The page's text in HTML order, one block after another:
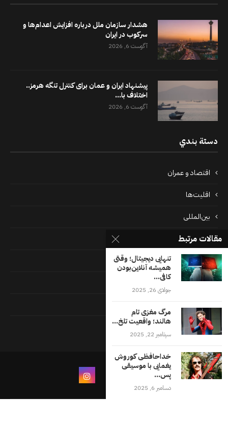
هشدار سازمان ملل درباره افزایش اعدام‌ها و
سرکوب در ایران
آگوست 6, 2026
پیشنهاد ایران و عمان برای کنترل تنگه هرمز..
اختلاف با...
آگوست 6, 2026
دستة بندي
اقتصاد و عمران
اقلیت‌ها
بین‌المللی
پرونده‌ها
جامعه
دسته بندی نشده
فرهنگ
مقالات مرتبط
تنهایی دیجیتال؛ وقتی
همیشه آنلاین‌بودن
کافی...
جولای 26, 2025
مرگ مغزی تام
هالند؛ واقعیت تلخ...
سپتامبر 22, 2025
خداحافظی کوروش
یغمایی با موسیقی
پس...
دسامبر 6, 2025